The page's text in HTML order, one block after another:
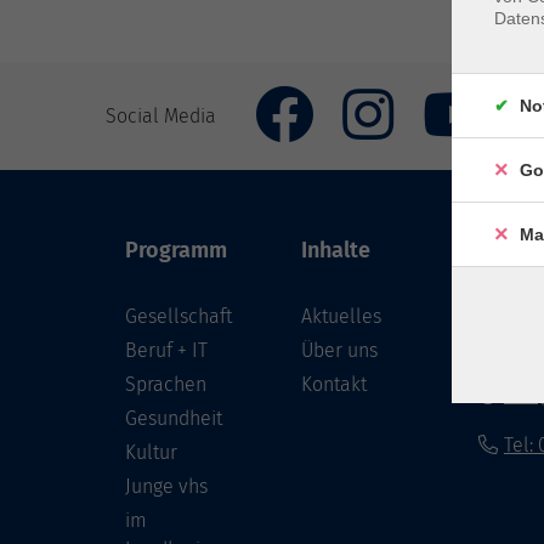
Social Media
Programm
Gesellschaft
Beruf + IT
Sprachen
Gesundheit
Kultur
Junge vhs
im
Inhalte
Aktuelles
Über uns
Kontakt
Tel: